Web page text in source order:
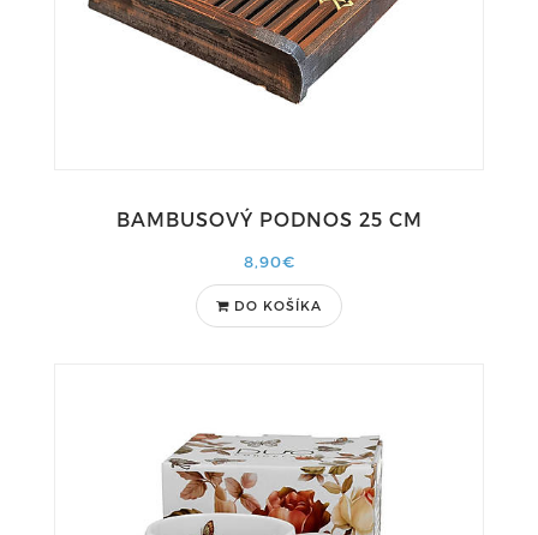
BAMBUSOVÝ PODNOS 25 CM
8,90€
DO KOŠÍKA